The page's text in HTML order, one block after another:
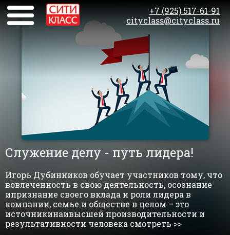
+7 (925) 517-61-91
cityclass@cityclass.ru
Служение делу - путь лидера!
Игорь Дубинников обучает участников тому, что
вовлеченность в свою деятельность, осознание
ипризнание своего вклада и роли лидера в
компании, семье и обществе в целом – это
источникинаивысшей производительности и
результативности человека смотреть >>